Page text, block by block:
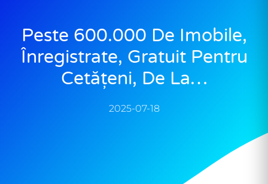
Peste 600.000 De Imobile,
Înregistrate, Gratuit Pentru
Cetățeni, De La…
2025-07-18